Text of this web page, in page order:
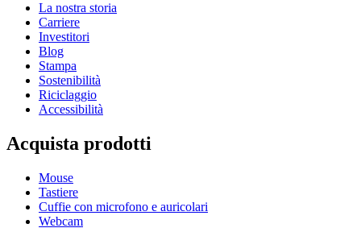
La nostra storia
Carriere
Investitori
Blog
Stampa
Sostenibilità
Riciclaggio
Accessibilità
Acquista prodotti
Mouse
Tastiere
Cuffie con microfono e auricolari
Webcam